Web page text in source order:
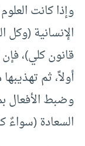
وإذا كانت
الإنسانية
قانون كلي)،
أولاً، ثم
وضبط الأفعال
السعادة (سواءٌ